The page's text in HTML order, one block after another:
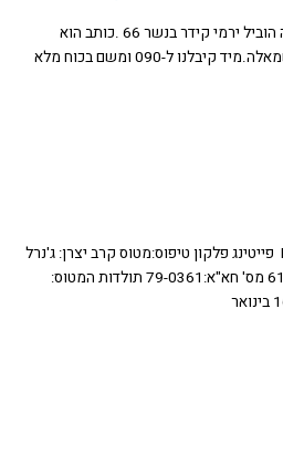
מובא באדיבות רענן וייס את המבנה הוביל ירמי קידר בנשר 66 .כותב הוא
בתחקיר: מפטרול מתוכנן-מטסה שמאלה.מיד קיבלנו ל-090 ומשם בכוח מלא
פרטי המטוס: דגם: F-16A-10A-GD פייטינג פלקון טיפוס:מטוס קרב יצרן: ג'נרל
דינמיקס, ארה"ב מספר יצרן: 61-146 מס' חא"א:79-0361 תולדות המטוס: